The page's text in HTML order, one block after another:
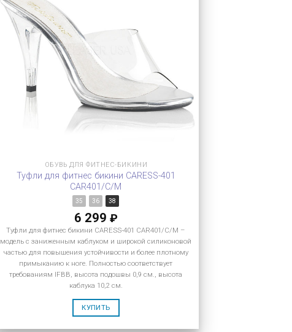
ОБУВЬ ДЛЯ ФИТНЕС-БИКИНИ
Туфли для фитнес бикини CARESS-401
CAR401/C/M
35 36 38
6 299 ₽
Туфли для фитнес бикини CARESS-401 CAR401/C/M –
модель с заниженным каблуком и широкой силиконовой
частью для повышения устойчивости и более плотному
примыканию к ноге. Полностью соответствует
требованиям IFBB, высота подошвы 0,9 см., высота
каблука 10,2 см.
КУПИТЬ